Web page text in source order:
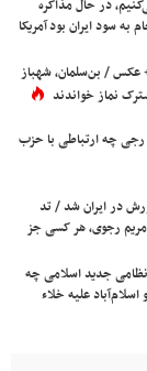
در حال مذاکره
به سود ایران بود آمریکا
عکس / بن‌سلمان، شهباز
نماز خواندند
رجی چه ارتباطی با حزب
در ایران شد / تد
مریم رجوی، هر کسی جز
جدید اسلامی چه
علیه خلاء